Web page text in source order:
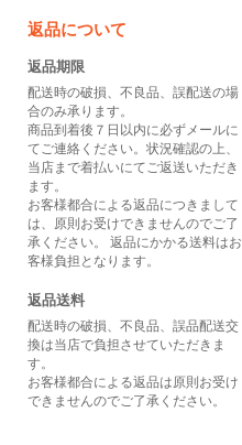
返品について
返品期限
配送時の破損、不良品、誤配送の場
合のみ承ります。
商品到着後７日以内に必ずメールに
てご連絡ください。状況確認の上、
当店まで着払いにてご返送いただき
ます。
お客様都合による返品につきまして
は、原則お受けできませんのでご了
承ください。 返品にかかる送料はお
客様負担となります。
返品送料
配送時の破損、不良品、誤品配送交
換は当店で負担させていただきま
す。
お客様都合による返品は原則お受け
できませんのでご了承ください。